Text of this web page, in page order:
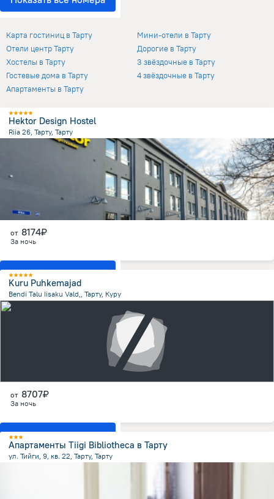
Отели в Тарту
Карта гостиниц в Тарту
Отели центр Тарту
Хостелы в Тарту
Гостевые дома в Тарту
Апартаменты в Тарту
Мини-отели в Тарту
Дорогие в Тарту
3 звёздочные в Тарту
4 звёздочные в Тарту
Hektor Design Hostel
Riia 26, Тарту, Тарту
от центра
от 8174₽
За ночь
Показать все номера
Kuru Puhkemajad
Bendi Talu Iisaku Vald,, Тарту, Куру
1.1 кмот центра
от 8707₽
За ночь
Показать все номера
Апартаменты Tiigi Bibliotheca в Тарту
ул. Тийги, 9, кв. 22, Тарту, Тарту